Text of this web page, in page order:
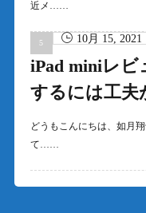
近メ……
10月 15, 2021
iPad miniレビ
するには工夫
どうもこんにちは、如月
て……